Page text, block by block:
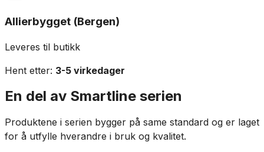
Allierbygget (Bergen)
Leveres til butikk
Hent etter: 3-5 virkedager
En del av Smartline serien
Produktene i serien bygger på same standard og er laget
for å utfylle hverandre i bruk og kvalitet.